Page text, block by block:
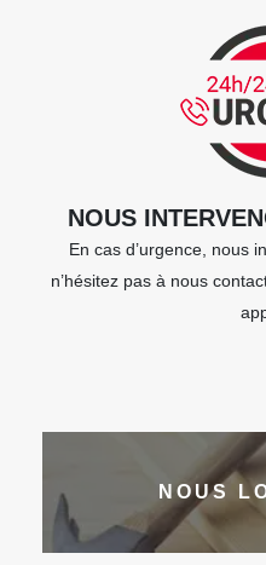
NOUS
En cas d’urgence, nous
n’hésitez pas à nous
NOUS